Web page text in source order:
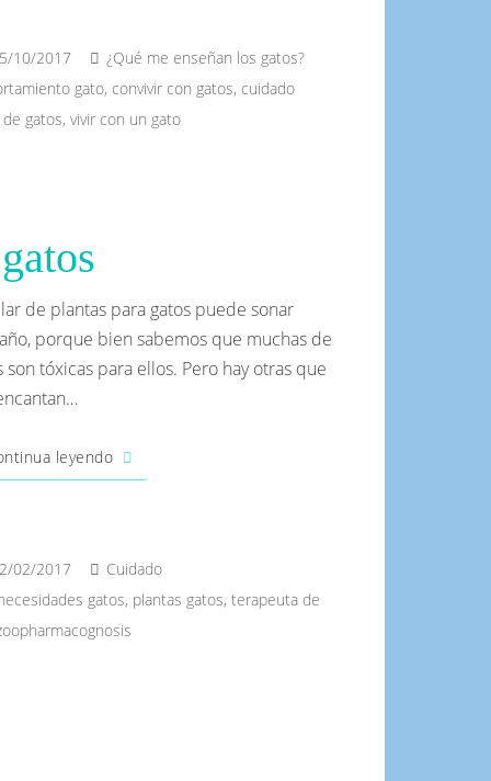
10/2017
¿Qué me enseñan los gatos?
gato, convivir con gatos, cuidado
gatos,vivir con un gato
de plantas para gatos puede sonar
porque bien sabemos que muchas de
son tóxicas para ellos. Pero hay otras que
leyendo
02/2017
Cuidado
gatos, plantas gatos, terapeuta de